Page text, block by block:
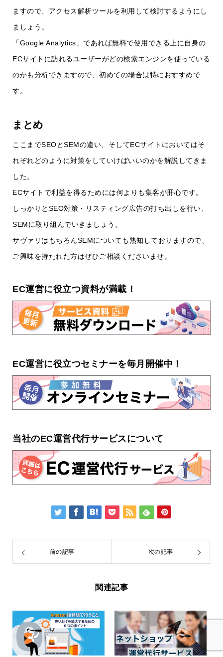
ますので、アクセス解析ツールを利用して検討するようにし
ましょう。
「Google Analytics」であれば無料で使用できる上に自身の
ECサイトに訪れるユーザーがどの検索エンジンを使っている
のかも分析できますので、初めての場合は特におすすめで
す。
まとめ
ここまでSEOとSEMの違い、そしてECサイトにおいてはそ
れぞれどのように対策をしていけばいいのかを解説してきま
した。
ECサイトで利益を得るためには何よりも集客が肝心です。
しっかりとSEO対策・リスティング広告の打ち出しを行い、
SEMに取り組んでいきましょう。
サヴァリはもちろんSEMについても熟知しておりますので、
ご興味を持たれた方はぜひご相談くださいませ。
EC運営に役立つ資料が満載！
EC運営に役立つセミナーを毎月開催中！
当社のEC運営代行サービスについて
前の記事 次の記事
関連記事